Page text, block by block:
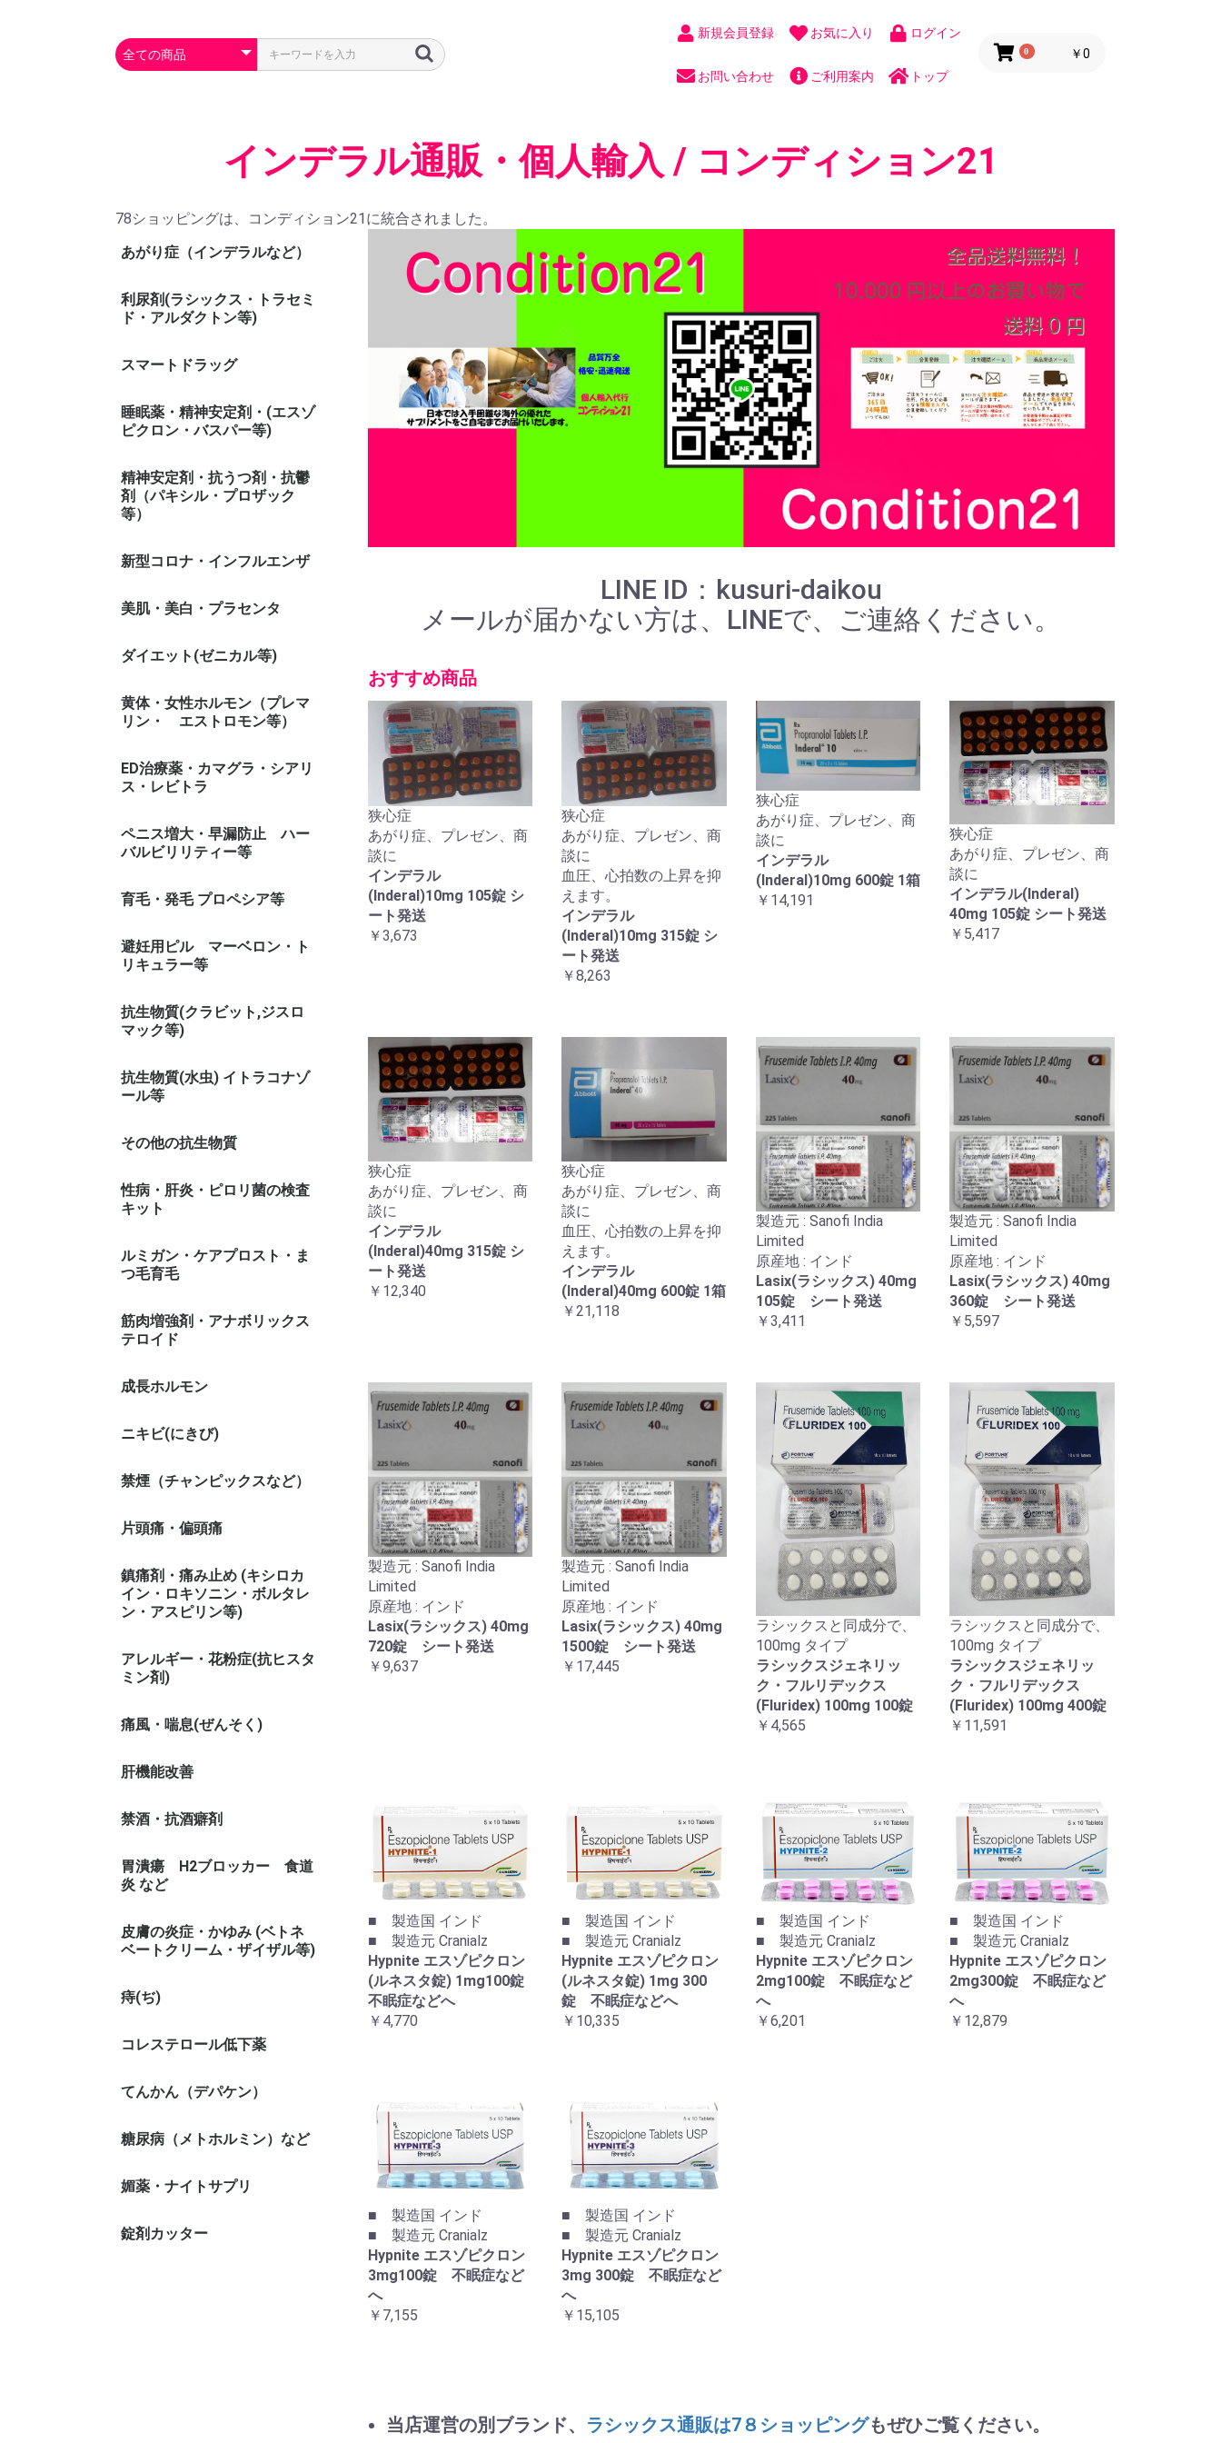
新規会員登録 お気に入り ログイン
お問い合わせ ご利用案内 トップ
0 ￥0
インデラル通販・個人輸入 / コンディション21
78ショッピングは、コンディション21に統合されました。
あがり症（インデラルなど）
利尿剤(ラシックス・トラセミ
ド・アルダクトン等)
スマートドラッグ
睡眠薬・精神安定剤・(エスゾ
ピクロン・バスパー等)
精神安定剤・抗うつ剤・抗鬱
剤（パキシル・プロザック
等）
新型コロナ・インフルエンザ
美肌・美白・プラセンタ
ダイエット(ゼニカル等)
ゼニカル系
黄体・女性ホルモン（プレマ
リン・ エストロモン等）
ED治療薬・カマグラ・シアリ
ス・レビトラ
カマグラ 系(シルデナフィル)
シアリス 系(タダラフィル)
レビトラ 系(バルデナフィル)
その他
ペニス増大・早漏防止 ハー
バルビリリティー等
早漏防止スプレー
育毛・発毛 プロペシア等
避妊用ピル マーベロン・ト
リキュラー等
トリキュラー
マーベロン
抗生物質(クラビット,ジスロ
マック等)
抗生物質(水虫) イトラコナゾ
ール等
その他の抗生物質
性病・肝炎・ピロリ菌の検査
キット
ルミガン・ケアプロスト・ま
つ毛育毛
筋肉増強剤・アナボリックス
テロイド
成長ホルモン
ニキビ(にきび)
禁煙（チャンピックスなど）
片頭痛・偏頭痛
鎮痛剤・痛み止め (キシロカ
イン・ロキソニン・ボルタレ
ン・アスピリン等)
アレルギー・花粉症(抗ヒスタ
ミン剤)
痛風・喘息(ぜんそく)
肝機能改善
禁酒・抗酒癖剤
胃潰瘍 H2ブロッカー 食道
炎 など
皮膚の炎症・かゆみ (ベトネ
ベートクリーム・ザイザル等)
痔(ぢ)
コレステロール低下薬
てんかん（デパケン）
糖尿病（メトホルミン）など
媚薬・ナイトサプリ
錠剤カッター
LINE ID：kusuri-daikou
メールが届かない方は、LINEで、ご連絡ください。
おすすめ商品
狭心症
あがり症、プレゼン、商
談に
インデラル
(Inderal)10mg 105錠 シ
ート発送
￥3,673
狭心症
あがり症、プレゼン、商
談に
血圧、心拍数の上昇を抑
えます。
インデラル
(Inderal)10mg 315錠 シ
ート発送
￥8,263
狭心症
あがり症、プレゼン、商
談に
インデラル
(Inderal)10mg 600錠 1箱
￥14,191
狭心症
あがり症、プレゼン、商
談に
インデラル(Inderal)
40mg 105錠 シート発送
￥5,417
狭心症
あがり症、プレゼン、商
談に
インデラル
(Inderal)40mg 315錠 シ
ート発送
￥12,340
狭心症
あがり症、プレゼン、商
談に
血圧、心拍数の上昇を抑
えます。
インデラル
(Inderal)40mg 600錠 1箱
￥21,118
製造元 : Sanofi India
Limited
原産地 : インド
Lasix(ラシックス) 40mg
105錠 シート発送
￥3,411
製造元 : Sanofi India
Limited
原産地 : インド
Lasix(ラシックス) 40mg
360錠 シート発送
￥5,597
製造元 : Sanofi India
Limited
原産地 : インド
Lasix(ラシックス) 40mg
720錠 シート発送
￥9,637
製造元 : Sanofi India
Limited
原産地 : インド
Lasix(ラシックス) 40mg
1500錠 シート発送
￥17,445
ラシックスと同成分で、
100mg タイプ
ラシックスジェネリッ
ク・フルリデックス
(Fluridex) 100mg 100錠
￥4,565
ラシックスと同成分で、
100mg タイプ
ラシックスジェネリッ
ク・フルリデックス
(Fluridex) 100mg 400錠
￥11,591
■ 製造国 インド
■ 製造元 Cranialz
Hypnite エスゾピクロン
(ルネスタ錠) 1mg100錠
不眠症などへ
￥4,770
■ 製造国 インド
■ 製造元 Cranialz
Hypnite エスゾピクロン
(ルネスタ錠) 1mg 300
錠 不眠症などへ
￥10,335
■ 製造国 インド
■ 製造元 Cranialz
Hypnite エスゾピクロン
2mg100錠 不眠症など
へ
￥6,201
■ 製造国 インド
■ 製造元 Cranialz
Hypnite エスゾピクロン
2mg300錠 不眠症など
へ
￥12,879
■ 製造国 インド
■ 製造元 Cranialz
Hypnite エスゾピクロン
3mg100錠 不眠症など
へ
￥7,155
■ 製造国 インド
■ 製造元 Cranialz
Hypnite エスゾピクロン
3mg 300錠 不眠症など
へ
￥15,105
当店運営の別ブランド、 ラシックス通販は7８ショッピングもぜひご覧ください。